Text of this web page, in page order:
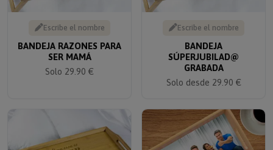
Escribe el nombre
BANDEJA RAZONES PARA
SER MAMÁ
Solo 29.90 €
Escribe el nombre
BANDEJA
SÚPERJUBILAD@
GRABADA
Solo desde 29.90 €